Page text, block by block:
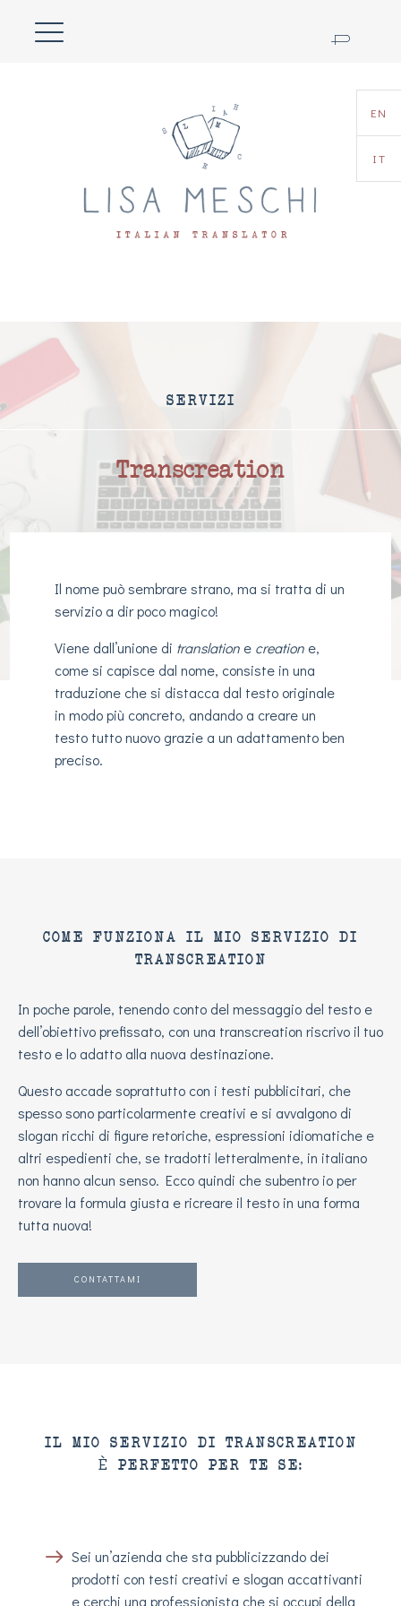
EN
IT
SERVIZI
Transcreation
Il nome può sembrare strano, ma si tratta di un
servizio a dir poco magico!
Viene dall’unione di translation e creation e,
come si capisce dal nome, consiste in una
traduzione che si distacca dal testo originale
in modo più concreto, andando a creare un
testo tutto nuovo grazie a un adattamento ben
preciso.
COME FUNZIONA IL MIO SERVIZIO DI
TRANSCREATION
In poche parole, tenendo conto del messaggio del testo e
dell’obiettivo prefissato, con una transcreation riscrivo il tuo
testo e lo adatto alla nuova destinazione.
Questo accade soprattutto con i testi pubblicitari, che
spesso sono particolarmente creativi e si avvalgono di
slogan ricchi di figure retoriche, espressioni idiomatiche e
altri espedienti che, se tradotti letteralmente, in italiano
non hanno alcun senso. Ecco quindi che subentro io per
trovare la formula giusta e ricreare il testo in una forma
tutta nuova!
CONTATTAMI
IL MIO SERVIZIO DI TRANSCREATION
È PERFETTO PER TE SE:
Sei un’azienda che sta pubblicizzando dei
prodotti con testi creativi e slogan accattivanti
e cerchi una professionista che si occupi della